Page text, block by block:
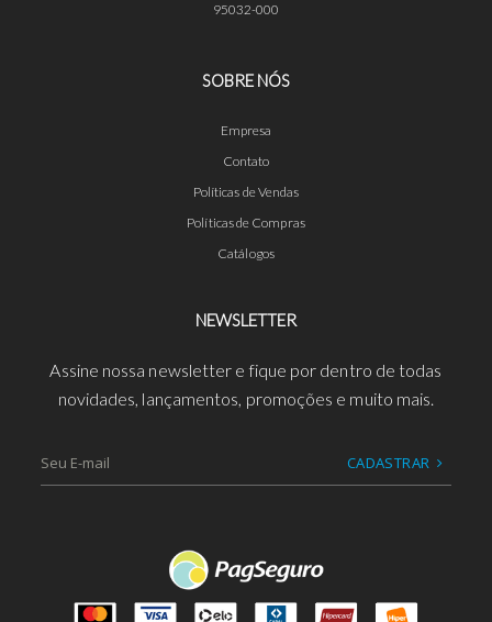
95032-000
SOBRE NÓS
Empresa
Contato
Políticas de Vendas
Políticas de Compras
Catálogos
NEWSLETTER
Assine nossa newsletter e fique por dentro de todas
novidades, lançamentos, promoções e muito mais.
CADASTRAR